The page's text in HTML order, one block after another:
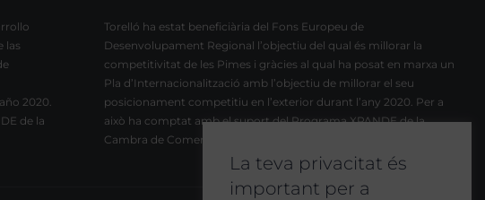
las
2020.
de la
Torelló ha estat beneficiària del Fons Europeu de
Desenvolupament Regional l’objectiu del qual és millorar la
competitivitat de les Pimes i gràcies al qual ha posat en marxa un
Pla d’Internacionalització amb l’objectiu de millorar el seu
posicionament competitiu en l’exterior durant l’any 2020. Per a
això ha comptat amb el suport del Programa XPANDE de la
Cambra de Comerç de Barcelona.
La teva privacitat és
important per a